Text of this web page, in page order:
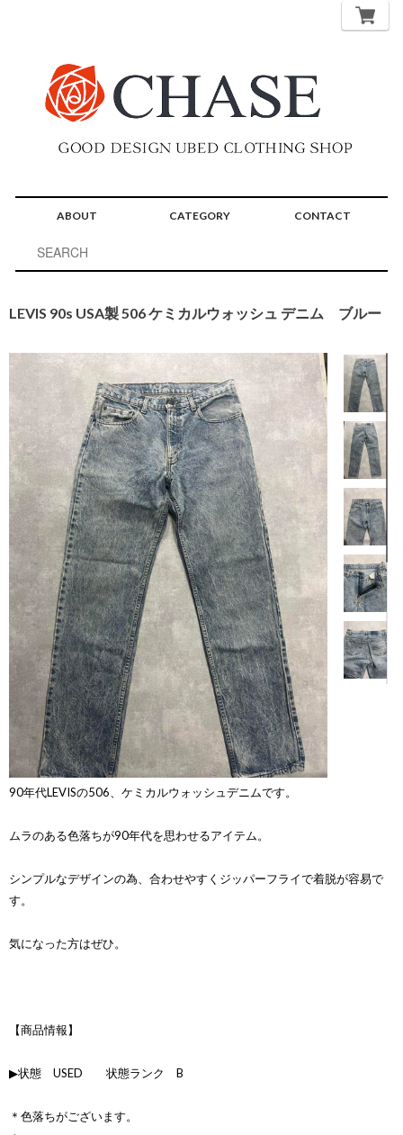
ABOUT CATEGORY CONTACT
LEVIS 90s USA製 506 ケミカルウォッシュ デニム ブルー
【商品説明】
90年代LEVISの506、ケミカルウォッシュデニムです。
ムラのある色落ちが90年代を思わせるアイテム。
シンプルなデザインの為、合わせやすくジッパーフライで着脱が容易で
す。
気になった方はぜひ。
【商品情報】
▶状態 USED 状態ランク B
＊色落ちがございます。